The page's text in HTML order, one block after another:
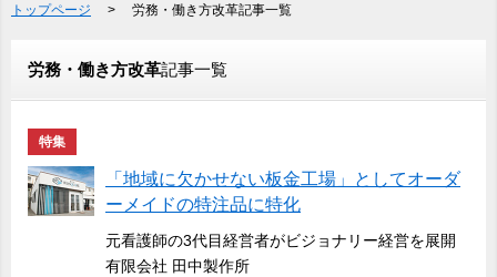
トップページ > 労務・働き方改革記事一覧
労務・働き方改革記事一覧
特集
「地域に欠かせない板金工場」としてオーダ
ーメイドの特注品に特化
元看護師の3代目経営者がビジョナリー経営を展開
有限会社 田中製作所